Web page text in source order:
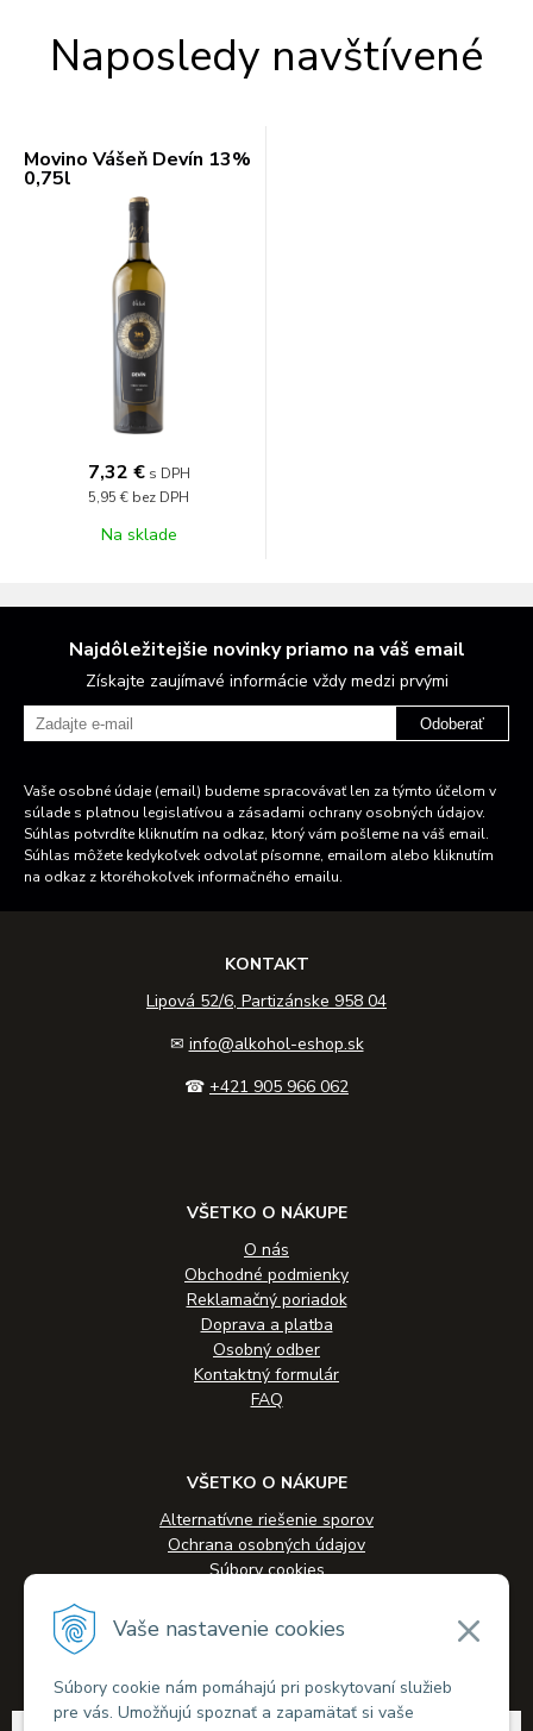
Vaše nastavenie cookies
Súbory cookie nám pomáhajú pri poskytovaní služieb
pre vás. Umožňujú spoznať a zapamätať si vaše
Naposledy navštívené
Movino Vášeň Devín 13%
0,75l
7,32 € s DPH
5,95 € bez DPH
Na sklade
Najdôležitejšie novinky priamo na váš email
Získajte zaujímavé informácie vždy medzi prvými
Odoberať
Vaše osobné údaje (email) budeme spracovávať len za týmto účelom v
súlade s platnou legislatívou a zásadami ochrany osobných údajov.
Súhlas potvrdíte kliknutím na odkaz, ktorý vám pošleme na váš email.
Súhlas môžete kedykoľvek odvolať písomne, emailom alebo kliknutím
na odkaz z ktoréhokoľvek informačného emailu.
KONTAKT
Lipová 52/6, Partizánske 958 04
✉ info@alkohol-eshop.sk
☎ +421 905 966 062
VŠETKO O NÁKUPE
O nás
Obchodné podmienky
Reklamačný poriadok
Doprava a platba
Osobný odber
Kontaktný formulár
FAQ
VŠETKO O NÁKUPE
Alternatívne riešenie sporov
Ochrana osobných údajov
Súbory cookies
Veľkoobchodná spolupráca